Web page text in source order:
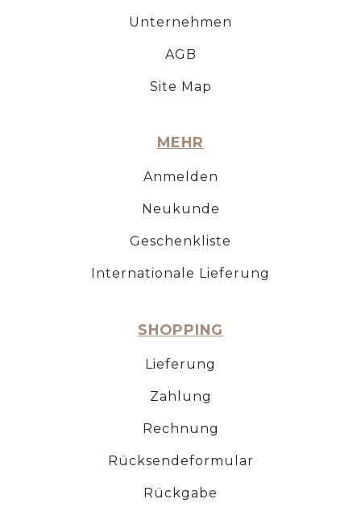
Unternehmen
AGB
Site Map
MEHR
Anmelden
Neukunde
Geschenkliste
Internationale Lieferung
SHOPPING
Lieferung
Zahlung
Rechnung
Rücksendeformular
Rückgabe